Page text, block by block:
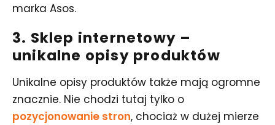
marka Asos.
3. Sklep internetowy –
unikalne opisy produktów
Unikalne opisy produktów także mają ogromne
znacznie. Nie chodzi tutaj tylko o
pozycjonowanie stron, chociaż w dużej mierze